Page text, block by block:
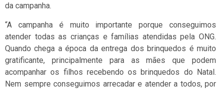
da campanha.
“A campanha é muito importante porque conseguimos
atender todas as crianças e famílias atendidas pela ONG.
Quando chega a época da entrega dos brinquedos é muito
gratificante, principalmente para as mães que podem
acompanhar os filhos recebendo os brinquedos do Natal.
Nem sempre conseguimos arrecadar e atender a todos, por